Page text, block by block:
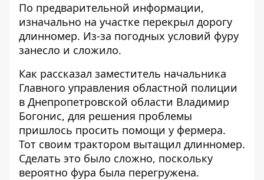
По предварительной информации,
изначально на участке перекрыл дорогу
длинномер. Из-за погодных условий фуру
занесло и сложило.
Как рассказал заместитель начальника
Главного управления областной полиции
в Днепропетровской области Владимир
Богонис, для решения проблемы
пришлось просить помощи у фермера.
Тот своим трактором вытащил длинномер.
Сделать это было сложно, поскольку
вероятно фура была перегружена.